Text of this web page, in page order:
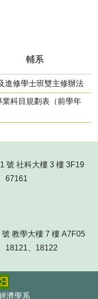
輔系
進修學士班雙主修辦法
科目規劃表（前學年
號 社科大樓 3 樓 3F19
67161
教學大樓 7 樓 A7F05
18121、18122
濟學系